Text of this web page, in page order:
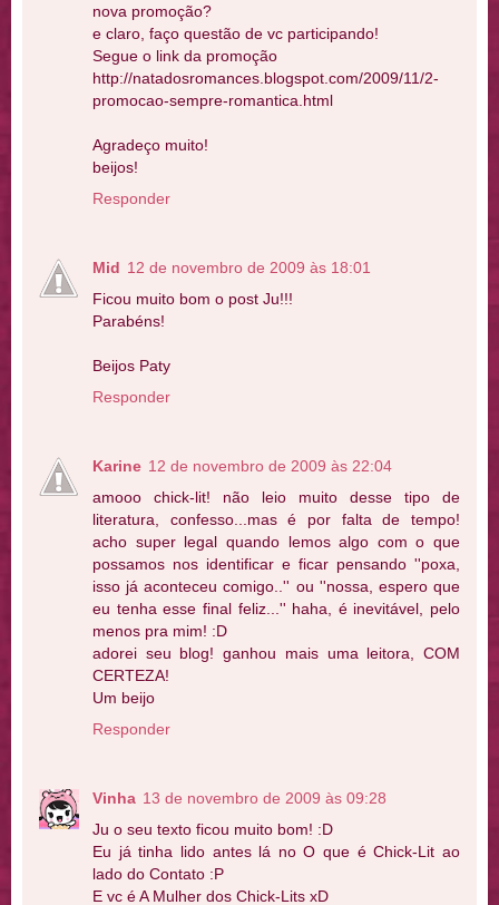
nova promoção?
e claro, faço questão de vc participando!
Segue o link da promoção
http://natadosromances.blogspot.com/2009/11/2-
promocao-sempre-romantica.html
Agradeço muito!
beijos!
Responder
Mid 12 de novembro de 2009 às 18:01
Ficou muito bom o post Ju!!!
Parabéns!
Beijos Paty
Responder
Karine 12 de novembro de 2009 às 22:04
amooo chick-lit! não leio muito desse tipo de
literatura, confesso...mas é por falta de tempo!
acho super legal quando lemos algo com o que
possamos nos identificar e ficar pensando ''poxa,
isso já aconteceu comigo..'' ou ''nossa, espero que
eu tenha esse final feliz...'' haha, é inevitável, pelo
menos pra mim! :D
adorei seu blog! ganhou mais uma leitora, COM
CERTEZA!
Um beijo
Responder
Vinha 13 de novembro de 2009 às 09:28
Ju o seu texto ficou muito bom! :D
Eu já tinha lido antes lá no O que é Chick-Lit ao
lado do Contato :P
E vc é A Mulher dos Chick-Lits xD